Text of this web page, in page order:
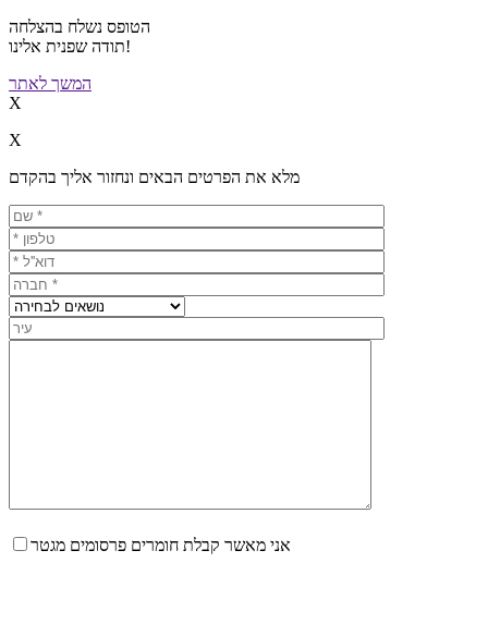
הטופס נשלח בהצלחה
תודה שפנית אלינו!
המשך לאתר
X
X
מלא את הפרטים הבאים ונחזור אליך בהקדם
אני מאשר קבלת חומרים פרסומים מגטר